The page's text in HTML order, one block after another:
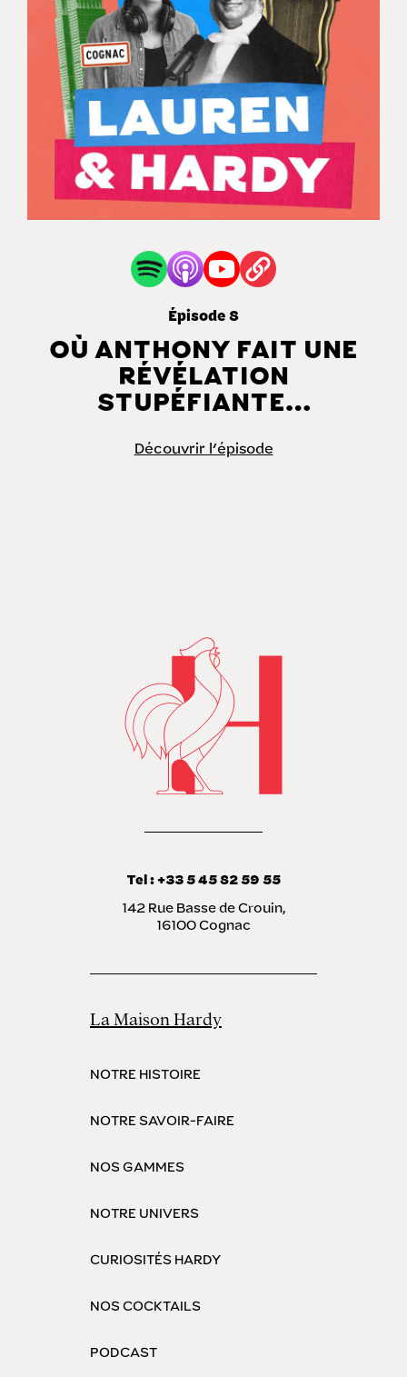
Épisode 8
OÙ ANTHONY FAIT UNE
RÉVÉLATION
STUPÉFIANTE…
Découvrir l'épisode
Tel : +33 5 45 82 59 55
142 Rue Basse de Crouin,
16100 Cognac
La Maison Hardy
NOTRE HISTOIRE
NOTRE SAVOIR-FAIRE
NOS GAMMES
NOTRE UNIVERS
CURIOSITÉS HARDY
NOS COCKTAILS
PODCAST